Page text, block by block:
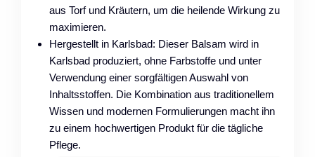
aus Torf und Kräutern, um die heilende Wirkung zu
maximieren.
Hergestellt in Karlsbad: Dieser Balsam wird in
Karlsbad produziert, ohne Farbstoffe und unter
Verwendung einer sorgfältigen Auswahl von
Inhaltsstoffen. Die Kombination aus traditionellem
Wissen und modernen Formulierungen macht ihn
zu einem hochwertigen Produkt für die tägliche
Pflege.